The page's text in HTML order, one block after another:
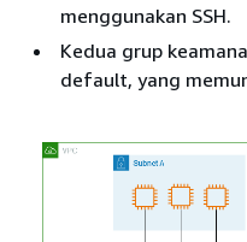
menggunakan SSH.
Kedua grup
default, yang